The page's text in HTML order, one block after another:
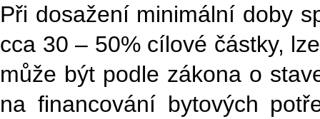
Při dosažení minimální doby
cca 30 – 50% cílové částky,
může být podle zákona o
na financování bytových